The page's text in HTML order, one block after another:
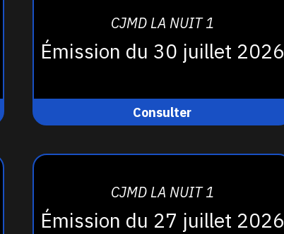
CJMD LA NUIT 1
Émission du 30 juillet 2026
Consulter
CJMD LA NUIT 1
Émission du 27 juillet 2026